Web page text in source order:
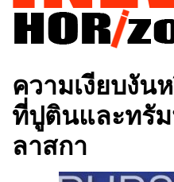
INEWHORIZON
ความเงียบงัน
ที่ปูตินและทรั
ลาสกา